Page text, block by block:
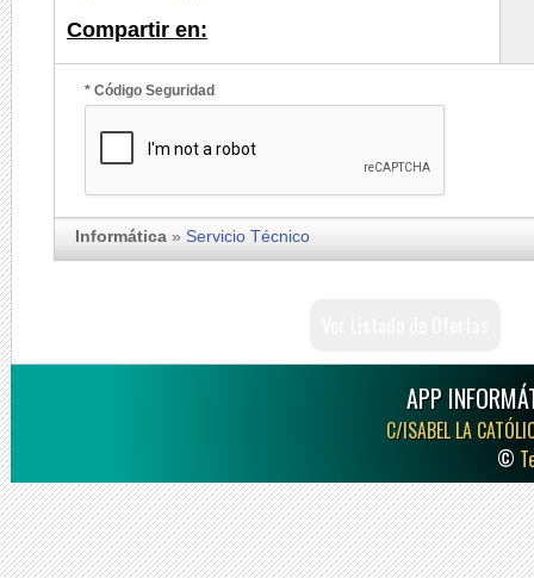
Compartir en:
* Código Seguridad
Informática » Servicio Técnico
APP
C/ISABEL LA
©